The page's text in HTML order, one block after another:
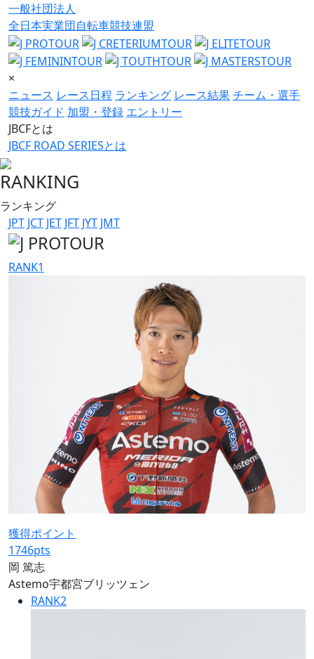
一般社団法人
全日本実業団自転車競技連盟
×
ニュース レース日程 ランキング レース結果チーム・選手
競技ガイド 加盟・登録 エントリー
JBCFとは
JBCF ROAD SERIESとは
RANKING
ランキング
JPT JCT JET JFT JYT JMT
RANK1
獲得ポイント
1746pts
岡 篤志
Astemo宇都宮ブリッツェン
RANK2